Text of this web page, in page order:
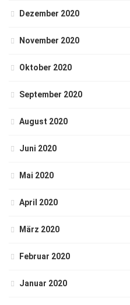
Dezember 2020
November 2020
Oktober 2020
September 2020
August 2020
Juni 2020
Mai 2020
April 2020
März 2020
Februar 2020
Januar 2020